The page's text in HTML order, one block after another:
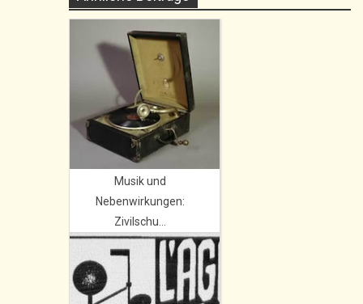
Musik und
Nebenwirkungen:
Zivilschu...